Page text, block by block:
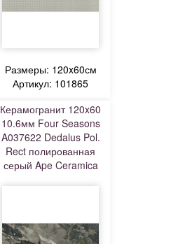
Размеры: 120x60см
Артикул: 101865
Керамогранит 120x60
10.6мм Four Seasons
A037622 Dedalus Pol.
Rect полированная
серый Ape Ceramica